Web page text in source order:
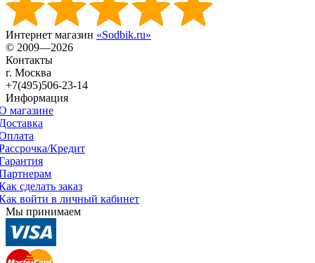
Интернет магазин «Sodbik.ru»
© 2009—2026
Контакты
г. Москва
+7(495)506-23-14
Информация
магазине
Кредит
сделать заказ
войти в личный кабинет
Мы принимаем